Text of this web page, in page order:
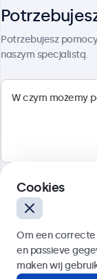
Polski
Potrzebujesz
naszym specjalistą.
Lub
Cookies
Om een
en passieve
maken wij